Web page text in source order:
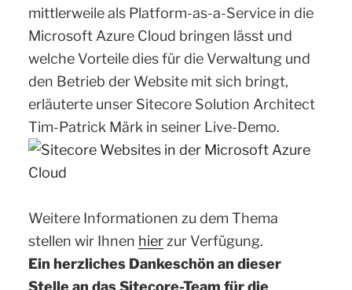
mittlerweile als Platform-as-a-Service in die
Microsoft Azure Cloud bringen lässt und
welche Vorteile dies für die Verwaltung und
den Betrieb der Website mit sich bringt,
erläuterte unser Sitecore Solution Architect
Tim-Patrick Märk in seiner Live-Demo.
Weitere Informationen zu dem Thema
stellen wir Ihnen hier zur Verfügung.
Ein herzliches Dankeschön an dieser
Stelle an das Sitecore-Team für die